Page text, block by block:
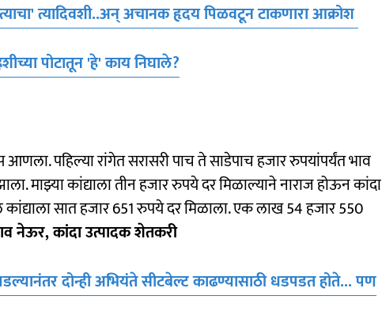
'त्याचा' त्यादिवशी..अन् अचानक हृदय पिळवटून टाकणारा आक्रोश
पोटातून 'हे' काय निघाले?
आणला. पहिल्या रांगेत सरासरी पाच ते साडेपाच हजार रुपयांपर्यंत भाव
माझ्या कांद्याला तीन हजार रुपये दर मिळाल्याने नाराज होऊन कांदा
सात हजार 651 रुपये दर मिळाला. एक लाख 54 हजार 550
नेऊर, कांदा उत्पादक शेतकरी
दोन्ही अभियंते सीटबेल्ट काढण्यासाठी धडपडत होते... पण